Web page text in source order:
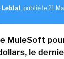
, publié le 21
MuleSoft
le